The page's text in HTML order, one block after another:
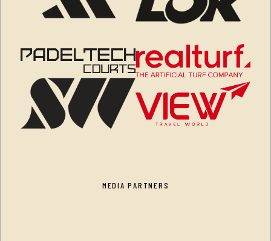
MEDIA PARTNERS